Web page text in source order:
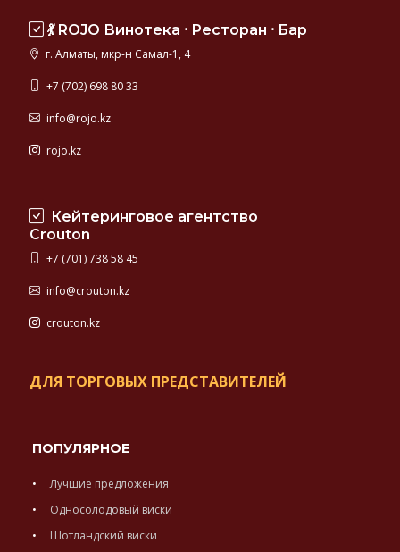
💃 ROJO Винотека ⸱ Ресторан ⸱ Бар
г. Алматы, мкр-н Самал-1, 4
+7 (702) 698 80 33
info@rojo.kz
rojo.kz
Кейтеринговое агентство
Crouton
+7 (701) 738 58 45
info@crouton.kz
crouton.kz
ДЛЯ ТОРГОВЫХ ПРЕДСТАВИТЕЛЕЙ
ПОПУЛЯРНОЕ
Лучшие предложения
Односолодовый виски
Шотландский виски